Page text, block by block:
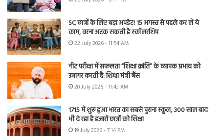
SC छात्रों के लिए बड़ा अपडेट! 15 अगस्त से पहले कर लें ये
काम, वरना अटक सकती है स्कॉलरशिप
22 July 2026 - 11:54 AM
नीट परीक्षा में सफलता “शिक्षा क्रांति” के व्यापक प्रभाव को
उजागर करती है: शिक्षा मंत्री बैंस
20 July 2026 - 11:43 AM
1715 में शुरू हुआ भारत का सबसे पुराना स्कूल, 300 साल बाद
भी दे रहा है हजारों छात्रों को शिक्षा
19 July 2026 - 7:14 PM